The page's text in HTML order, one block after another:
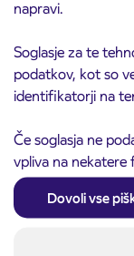
napravi.
Soglasje za te
podatkov, kot so
identifikatorji na
Če soglasja ne
vpliva na nekatere
Dovoli vse
Kranj